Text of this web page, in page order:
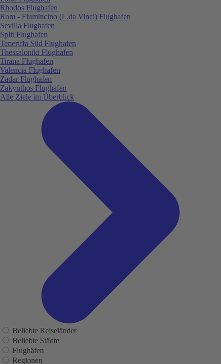
Rhodos Flughafen
Rom - Fiumincino (L.da Vinci) Flughafen
Sevilla Flughafen
Split Flughafen
Teneriffa Süd Flughafen
Thessaloniki Flughafen
Tirana Flughafen
Valencia Flughafen
Zadar Flughafen
Zakynthos Flughafen
Alle Ziele im Überblick
Beliebte Reiseländer
Beliebte Städte
Flughäfen
Regionen